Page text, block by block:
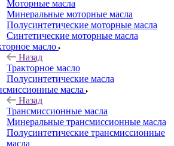
Моторные масла
Минеральные моторные масла
Полусинтетические моторные масла
Синтетические моторные масла
масло
Назад
Тракторное масло
Полусинтетические масла
масла
Назад
Трансмиссионные масла
Минеральные трансмиссионные масла
Полусинтетические трансмиссионные
масла